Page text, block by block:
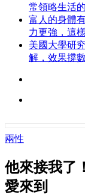
常領略生活
富人的身體
力更強，這
美國大學研
解，效果撐
兩性
他來接我了
愛來到